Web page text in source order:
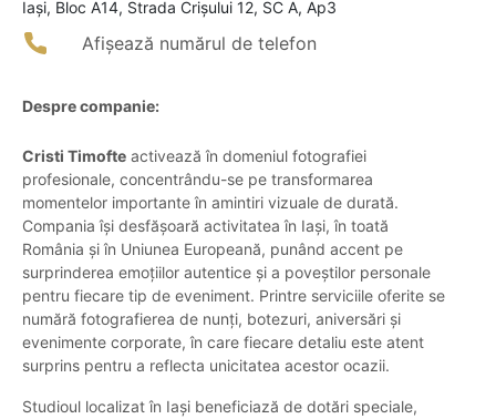
Iaşi, Bloc A14, Strada Crişului 12, SC A, Ap3
Afișează numărul de telefon
Despre companie:
Cristi Timofte activează în domeniul fotografiei
profesionale, concentrându-se pe transformarea
momentelor importante în amintiri vizuale de durată.
Compania își desfășoară activitatea în Iași, în toată
România și în Uniunea Europeană, punând accent pe
surprinderea emoțiilor autentice și a poveștilor personale
pentru fiecare tip de eveniment. Printre serviciile oferite se
numără fotografierea de nunți, botezuri, aniversări și
evenimente corporate, în care fiecare detaliu este atent
surprins pentru a reflecta unicitatea acestor ocazii.
Studioul localizat în Iași beneficiază de dotări speciale,